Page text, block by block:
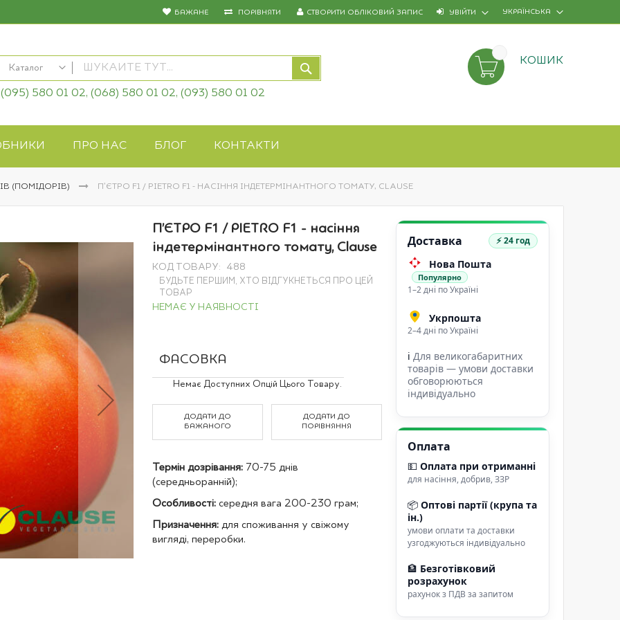
УКРАЇНСЬКА
БАЖАНЕ ПОРІВНЯТИ УВІЙТИ
СТВОРИТИ ОБЛІКОВИЙ ЗАПИС
Каталог
КАТАЛОГ
Товари для дому
Крупи оптом
Польові культури
(095) 580 01 02, (068) 580 01 02, (093) 580 01 02
КОШИК
ПРО НАС БЛОГ КОНТАКТИ
(ПОМІДОРІВ) П’ЄТРО F1 / PIETRO F1 - НАСІННЯ ІНДЕТЕРМІНАНТНОГО ТОМАТУ, CLAUSE
П’ЄТРО F1 / PIETRO F1 - насіння
індетермінантного томату, Clause
КОД ТОВАРУ 488
БУДЬТЕ ПЕРШИМ, ХТО ВІДГУКНЕТЬСЯ ПРО ЦЕЙ
ТОВАР
НЕМАЄ У НАЯВНОСТІ
Grouped
items
ФАСОВКА
Немає Доступних Опцій Цього Товару.
ДОДАТИ ДО
БАЖАНОГО
ДОДАТИ ДО
ПОРІВНЯННЯ
Термін дозрівання:70-75 днів
(середньоранній);
Особливості:середня вага 200-230 грам;
Призначення:для споживання у свіжому
вигляді, переробки.
Доставка ⚡ 24 год
Нова Пошта
Популярно
1–2 дні по Україні
Укрпошта
2–4 дні по Україні
ℹДля великогабаритних
товарів — умови доставки
обговорюються
індивідуально
Оплата
💵Оплата при отриманні
для насіння, добрив, ЗЗР
📦Оптові партії (крупа та
ін.)
умови оплати та доставки
узгоджуються індивідуально
🏦 Безготівковий
розрахунок
рахунок з ПДВ за запитом